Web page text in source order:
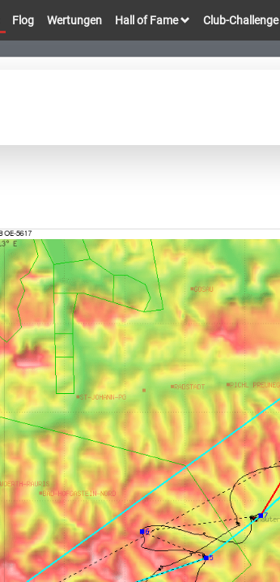
Flog Wertungen Hall of Fame Club-Challenge